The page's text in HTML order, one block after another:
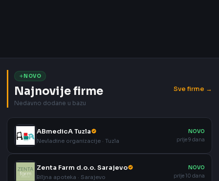
NOVO
Najnovije firme
Nedavno dodane u bazu
Sve firme →
ABmedicA Tuzla
Nevladine organizacije · Tuzla
NOVO
prije 9 dana
Zenta Farm d.o.o. Sarajevo
Biljna apoteka · Sarajevo
NOVO
prije 10 dana